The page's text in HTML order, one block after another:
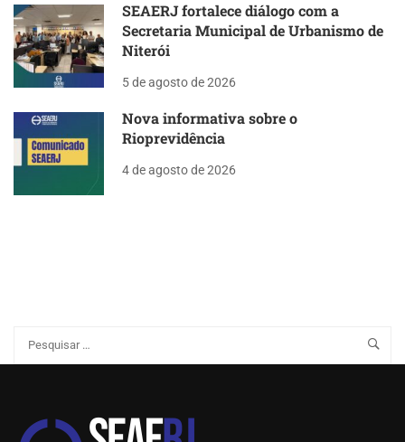
SEAERJ fortalece diálogo com a
Secretaria Municipal de Urbanismo de
Niterói
5 de agosto de 2026
Nova informativa sobre o
Rioprevidência
4 de agosto de 2026